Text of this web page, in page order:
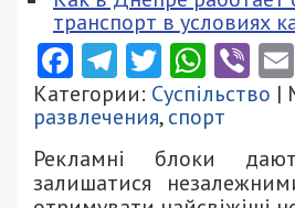
транспорт в условиях
Facebook
Telegram
Twitter
Категории: Суспільство |
развлечения,спорт
Рекламні блоки
залишатися